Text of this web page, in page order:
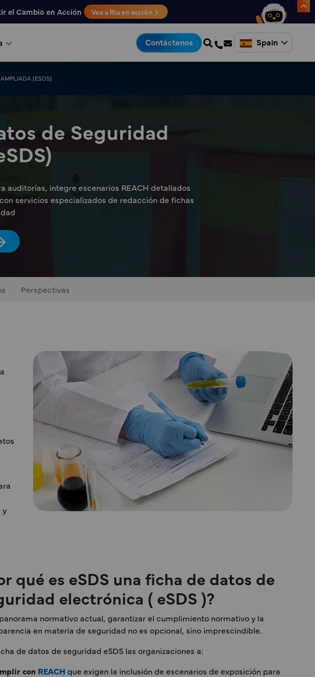
el Cambio en Acción Vea a Ria en acción
Contáctenos Spain
(ESDS)
de Seguridad
auditorías, integre escenarios REACH detallados
servicios especializados de redacción de fichas
Perspectivas
y
qué es eSDS una ficha de datos de
electrónica ( eSDS )?
normativo actual, garantizar el cumplimiento normativo y la
en materia de seguridad no es opcional, sino imprescindible.
de datos de seguridad eSDS las organizaciones a:
con REACH que exigen la inclusión de escenarios de exposición para